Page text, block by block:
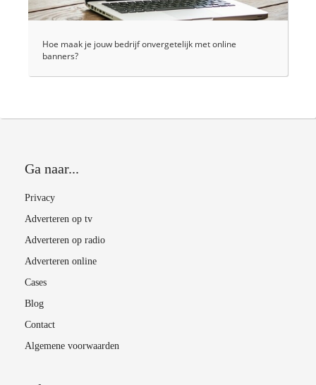
Hoe maak je jouw bedrijf onvergetelijk met online
banners?
Ga naar...
Privacy
Adverteren op tv
Adverteren op radio
Adverteren online
Cases
Blog
Contact
Algemene voorwaarden